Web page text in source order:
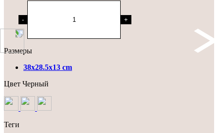
- +
Размеры
38x28.5x13 cm
Цвет Черный
Теги